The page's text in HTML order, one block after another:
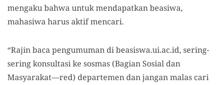
mengaku bahwa untuk mendapatkan beasiwa,
mahasiwa harus aktif mencari.
“Rajin baca pengumuman di beasiswa.ui.ac.id, sering-
sering konsultasi ke sosmas (Bagian Sosial dan
Masyarakat—red) departemen dan jangan malas cari